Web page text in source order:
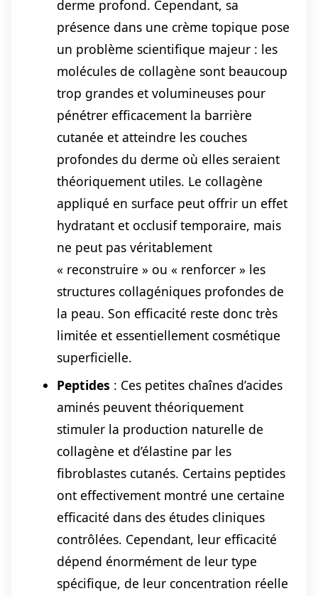
derme profond. Cependant, sa
présence dans une crème topique pose
un problème scientifique majeur : les
molécules de collagène sont beaucoup
trop grandes et volumineuses pour
pénétrer efficacement la barrière
cutanée et atteindre les couches
profondes du derme où elles seraient
théoriquement utiles. Le collagène
appliqué en surface peut offrir un effet
hydratant et occlusif temporaire, mais
ne peut pas véritablement
« reconstruire » ou « renforcer » les
structures collagéniques profondes de
la peau. Son efficacité reste donc très
limitée et essentiellement cosmétique
superficielle.
Peptides : Ces petites chaînes d’acides
aminés peuvent théoriquement
stimuler la production naturelle de
collagène et d’élastine par les
fibroblastes cutanés. Certains peptides
ont effectivement montré une certaine
efficacité dans des études cliniques
contrôlées. Cependant, leur efficacité
dépend énormément de leur type
spécifique, de leur concentration réelle